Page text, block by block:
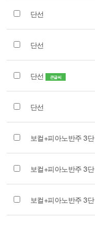
단선
단선
단선 큰글씨
단선
보컬+피아노반주 3단
보컬+피아노반주 3단
보컬+피아노반주 3단